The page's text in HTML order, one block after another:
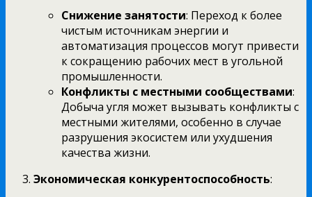
Снижение занятости: Переход к более
чистым источникам энергии и
автоматизация процессов могут привести
к сокращению рабочих мест в угольной
промышленности.
Конфликты с местными сообществами:
Добыча угля может вызывать конфликты с
местными жителями, особенно в случае
разрушения экосистем или ухудшения
качества жизни.
Экономическая конкурентоспособность: